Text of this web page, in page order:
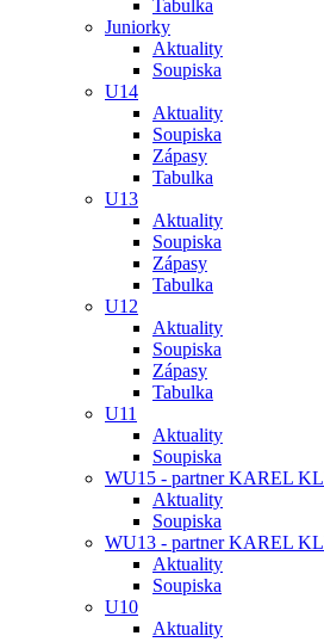
Tabulka
Juniorky
Aktuality
Soupiska
U14
Aktuality
Soupiska
Zápasy
Tabulka
U13
Aktuality
Soupiska
Zápasy
Tabulka
U12
Aktuality
Soupiska
Zápasy
Tabulka
U11
Aktuality
Soupiska
WU15 - partner KAREL
Aktuality
Soupiska
WU13 - partner KAREL
Aktuality
Soupiska
U10
Aktuality